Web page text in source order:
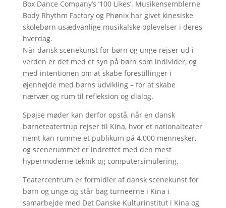
Box Dance Company’s ’100 Likes’. Musikensemblerne
Body Rhythm Factory og Phønix har givet kinesiske
skolebørn usædvanlige musikalske oplevelser i deres
hverdag.
Når dansk scenekunst for børn og unge rejser ud i
verden er det med et syn på børn som individer, og
med intentionen om at skabe forestillinger i
øjenhøjde med børns udvikling – for at skabe
nærvær og rum til refleksion og dialog.
Spøjse møder kan derfor opstå, når en dansk
børneteatertrup rejser til Kina, hvor et nationalteater
nemt kan rumme et publikum på 4.000 mennesker,
og scenerummet er indrettet med den mest
hypermoderne teknik og computersimulering.
Teatercentrum er formidler af dansk scenekunst for
børn og unge og står bag turneerne i Kina i
samarbejde med Det Danske Kulturinstitut i Kina og